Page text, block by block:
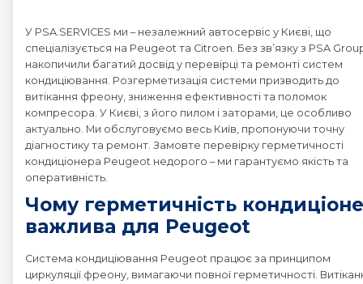
Peugeot 107
Peugeot 108
Peugeot 2008
Peugeot 206
Peugeot 207
У PSA.SERVICES ми – незалежний автосервіс у Києві, що
спеціалізується на Peugeot та Citroen. Без зв’язку з PSA
накопичили багатий досвід у перевірці та ремонті систем
кондиціювання. Розгерметизація системи призводить до
витікання фреону, зниження ефективності та поломок
компресора. У Києві, з його пилом і заторами, це особливо
актуально. Ми обслуговуємо весь Київ, пропонуючи точну
діагностику та ремонт. Замовте перевірку герметичності
кондиціонера Peugeot недорого – ми гарантуємо якість та
оперативність.
Чому герметичність
важлива для Peugeot
Система кондиціювання Peugeot працює за принципом
циркуляції фреону, вимагаючи повної герметичності.